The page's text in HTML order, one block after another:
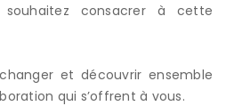
consacrer à cette
et découvrir ensemble
qui s’offrent à vous.